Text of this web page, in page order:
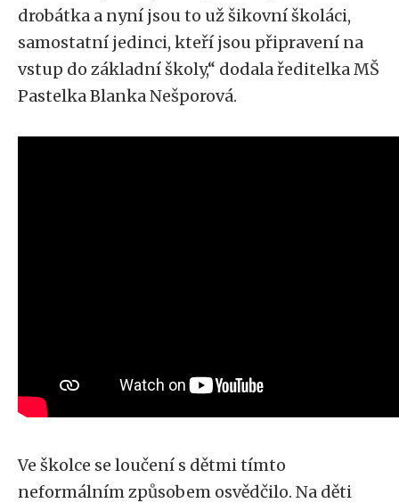
drobátka a nyní jsou to už šikovní školáci,
samostatní jedinci, kteří jsou připravení na
vstup do základní školy,“ dodala ředitelka MŠ
Pastelka Blanka Nešporová.
Ve školce se loučení s dětmi tímto
neformálním způsobem osvědčilo. Na děti